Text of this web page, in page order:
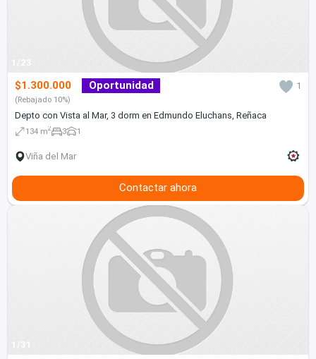
1/23
$1.300.000 Oportunidad 1
(Rebajado 10%)
Depto con Vista al Mar, 3 dorm en Edmundo Eluchans, Reñaca
134 m2 3 1
Viña del Mar
Contactar ahora
1/31